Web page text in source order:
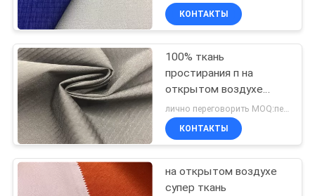
водоустойчивый в
темно-синем
КОНТАКТЫ
100% ткань
простирания п на
открытом воздухе
супер, ткань
простирания мембраны
ТПУ водоустойчивая
КОНТАКТЫ
на открытом воздухе
супер ткань